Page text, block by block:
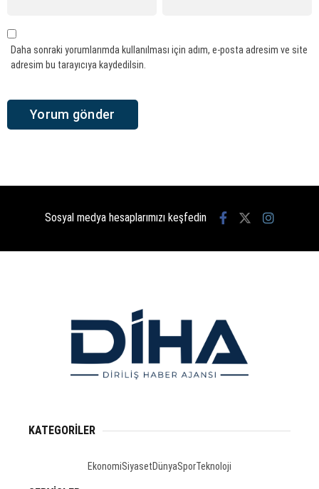
Daha sonraki yorumlarımda kullanılması için adım, e-posta adresim ve site
adresim bu tarayıcıya kaydedilsin.
Sosyal medya hesaplarımızı keşfedin
KATEGORİLER
EkonomiSiyasetDünyaSporTeknoloji